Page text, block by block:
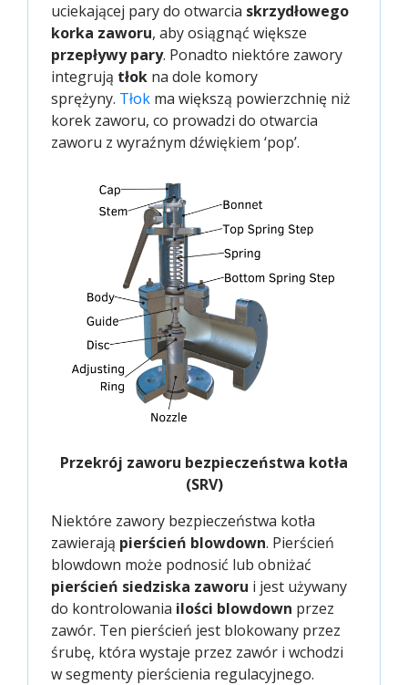
uciekającej pary do otwarcia skrzydłowego
korka zaworu, aby osiągnąć większe
przepływy pary. Ponadto niektóre zawory
integrują tłok na dole komory
sprężyny. Tłok ma większą powierzchnię niż
korek zaworu, co prowadzi do otwarcia
zaworu z wyraźnym dźwiękiem ‘pop’.
Przekrój zaworu bezpieczeństwa kotła
(SRV)
Niektóre zawory bezpieczeństwa kotła
zawierają pierścień blowdown. Pierścień
blowdown może podnosić lub obniżać
pierścień siedziska zaworu i jest używany
do kontrolowania ilości blowdown przez
zawór. Ten pierścień jest blokowany przez
śrubę, która wystaje przez zawór i wchodzi
w segmenty pierścienia regulacyjnego.